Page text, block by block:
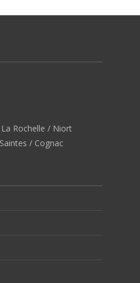
Rochelle / Niort
/ Cognac